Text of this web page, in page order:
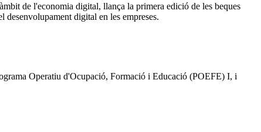
de l'economia digital, llança la primera edició de les beques
digital en les empreses.
Operatiu d'Ocupació, Formació i Educació (POEFE) I, i